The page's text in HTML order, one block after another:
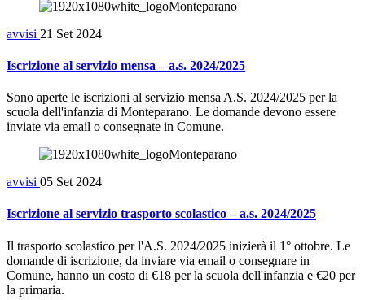
avvisi 21 Set 2024
Iscrizione al servizio mensa – a.s. 2024/2025
Sono aperte le iscrizioni al servizio mensa A.S. 2024/2025 per la
scuola dell'infanzia di Monteparano. Le domande devono essere
inviate via email o consegnate in Comune.
avvisi 05 Set 2024
Iscrizione al servizio trasporto scolastico – a.s. 2024/2025
Il trasporto scolastico per l'A.S. 2024/2025 inizierà il 1° ottobre. Le
domande di iscrizione, da inviare via email o consegnare in
Comune, hanno un costo di €18 per la scuola dell'infanzia e €20 per
la primaria.